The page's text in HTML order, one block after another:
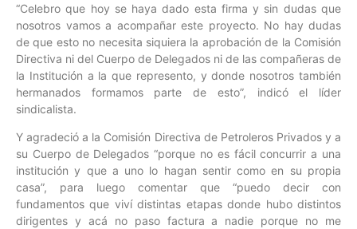
“Celebro que hoy se haya dado esta firma y sin dudas que
nosotros vamos a acompañar este proyecto. No hay dudas
de que esto no necesita siquiera la aprobación de la Comisión
Directiva ni del Cuerpo de Delegados ni de las compañeras de
la Institución a la que represento, y donde nosotros también
hermanados formamos parte de esto”, indicó el líder
sindicalista.
Y agradeció a la Comisión Directiva de Petroleros Privados y a
su Cuerpo de Delegados “porque no es fácil concurrir a una
institución y que a uno lo hagan sentir como en su propia
casa”, para luego comentar que “puedo decir con
fundamentos que viví distintas etapas donde hubo distintos
dirigentes y acá no paso factura a nadie porque no me